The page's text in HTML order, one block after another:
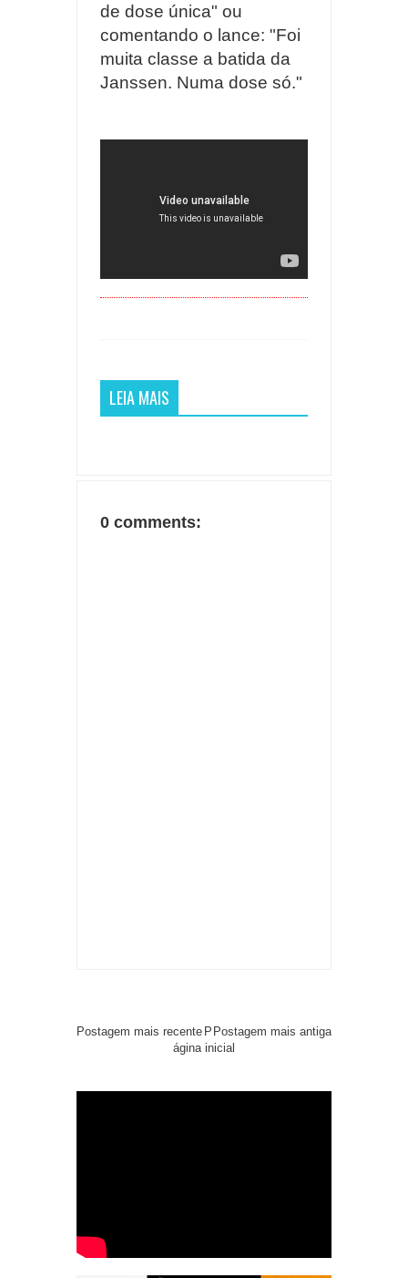
de dose única" ou
comentando o lance: "Foi
muita classe a batida da
Janssen. Numa dose só."
LEIA MAIS
0 comments:
Postagem mais recente Postagem mais antiga
P
ágina inicial